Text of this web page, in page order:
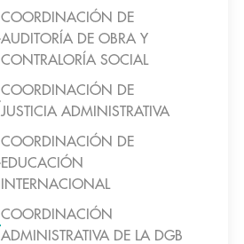
COORDINACIÓN DE
AUDITORÍA DE OBRA Y
CONTRALORÍA SOCIAL
COORDINACIÓN DE
JUSTICIA ADMINISTRATIVA
COORDINACIÓN DE
EDUCACIÓN
INTERNACIONAL
COORDINACIÓN
ADMINISTRATIVA DE LA DGB